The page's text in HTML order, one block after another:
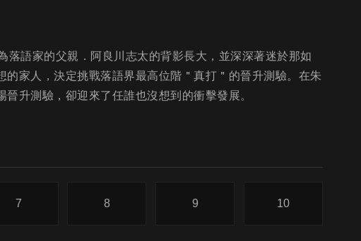
語家的父親．阿良川志太的背影長大，並深深著迷於那如
家人，決定挑戰落語界最高位階＂真打＂的晉升測驗。在朱
升測驗，卻迎來了任誰也沒想到的衝擊發展。
7 8 9 10